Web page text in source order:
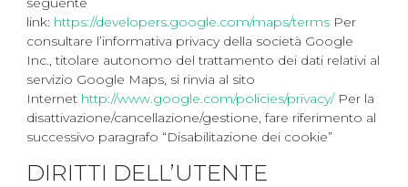
link: https://developers.google.com/maps/terms Per
consultare l’informativa privacy della società Google
Inc., titolare autonomo del trattamento dei dati relativi al
servizio Google Maps, si rinvia al sito
Internet http://www.google.com/policies/privacy/Per la
disattivazione/cancellazione/gestione, fare riferimento al
successivo paragrafo “Disabilitazione dei cookie”
DIRITTI DELL’UTENTE